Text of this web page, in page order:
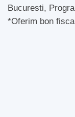
Bucuresti,
*Oferim bon